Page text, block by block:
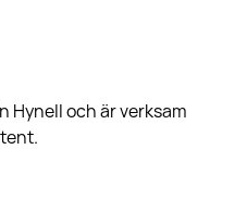
Hynell och är verksam